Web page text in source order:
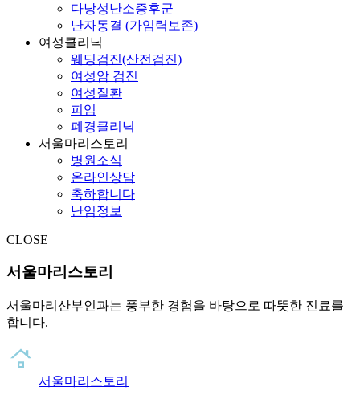
다낭성난소증후군
난자동결 (가임력보존)
여성클리닉
웨딩검진(산전검진)
여성암 검진
여성질환
피임
폐경클리닉
서울마리스토리
병원소식
온라인상담
축하합니다
난임정보
CLOSE
서울마리스토리
서울마리산부인과는 풍부한 경험을 바탕으로 따뜻한 진료를
합니다.
서울마리스토리